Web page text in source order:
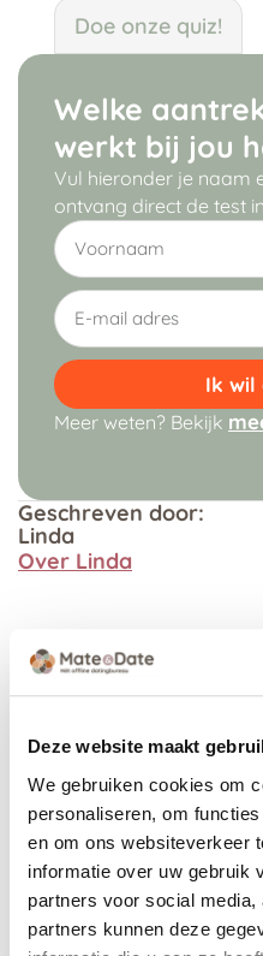
Deze website maakt
We gebruiken cookies om
personaliseren, om
en om ons websiteverkeer
informatie over uw gebruik
partners voor social
partners kunnen deze
Doe onze quiz!
Welke
werkt bij jou
Vul hieronder je naam
ontvang direct de test
Ik wil
Meer weten? Bekijk
Geschreven door:
Linda
Over Linda
Bekijk andere
artikelen